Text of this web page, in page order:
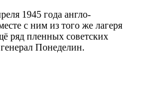
1945 года англо-
с ним из того же лагеря
ряд пленных советских
Понеделин.